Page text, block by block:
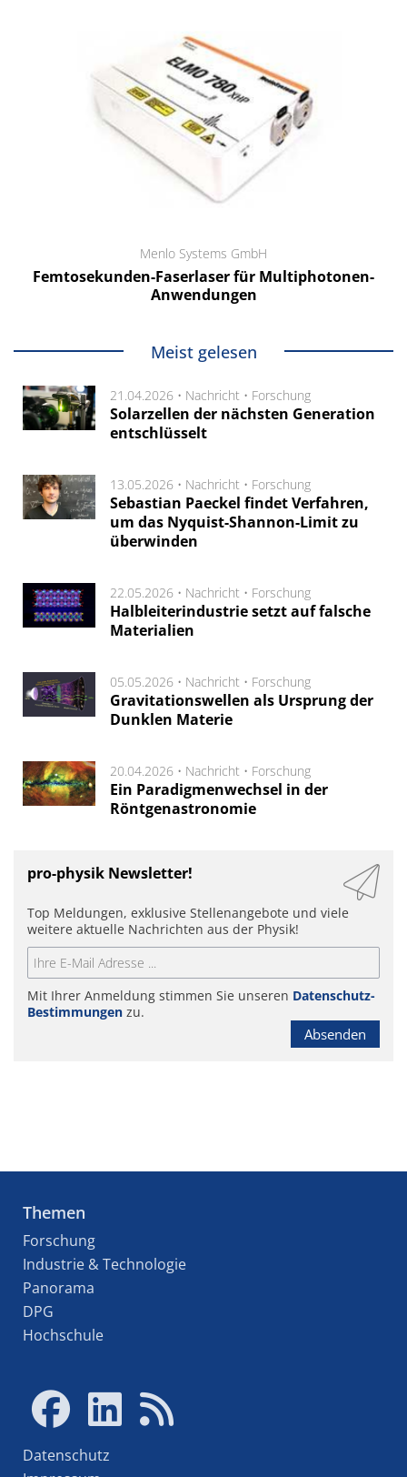
Menlo Systems GmbH
Femtosekunden-Faserlaser für Multiphotonen-
Anwendungen
Meist gelesen
21.04.2026 • Nachricht • Forschung
Solarzellen der nächsten Generation
entschlüsselt
13.05.2026 • Nachricht • Forschung
Sebastian Paeckel findet Verfahren,
um das Nyquist-Shannon-Limit zu
überwinden
22.05.2026 • Nachricht • Forschung
Halbleiterindustrie setzt auf falsche
Materialien
05.05.2026 • Nachricht • Forschung
Gravitationswellen als Ursprung der
Dunklen Materie
20.04.2026 • Nachricht • Forschung
Ein Paradigmenwechsel in der
Röntgenastronomie
pro-physik Newsletter!
Top Meldungen, exklusive Stellenangebote und viele
weitere aktuelle Nachrichten aus der Physik!
Mit Ihrer Anmeldung stimmen Sie unseren Datenschutz-
Bestimmungen zu.
Absenden
Themen
Forschung
Industrie & Technologie
Panorama
DPG
Hochschule
Datenschutz